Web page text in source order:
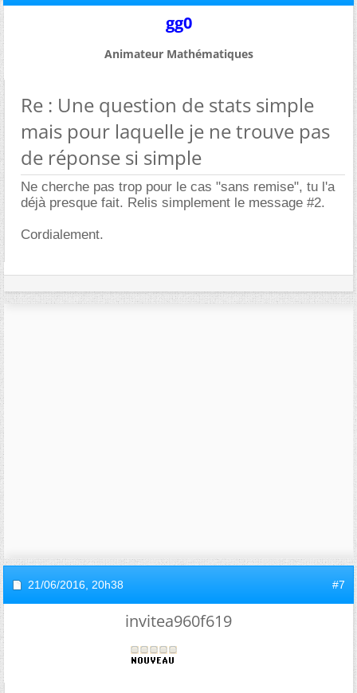
gg0
Animateur Mathématiques
Re : Une question de stats simple
mais pour laquelle je ne trouve pas
de réponse si simple
Ne cherche pas trop pour le cas "sans remise", tu l'a
déjà presque fait. Relis simplement le message #2.
Cordialement.
21/06/2016, 20h38 #7
invitea960f619